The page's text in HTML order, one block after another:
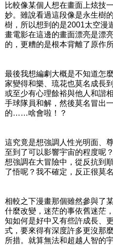
比較像某個人想在畫面上炫技
妙。雖說看過這段像是永生樹
樹，所以想到的是2001太空漫
畫電影在這邊的畫面漂亮是
的，更糟的是根本背離了原作
最後我想編劇大概是不知道怎
家變得和樂、琉花也莫名成長
或至少有心理餘裕與他人和諧
手球隊員和解，然後莫名冒出
的……啥會啦！？
這究竟是想強調人性光明面、
至到了可以影響宇宙的程度呢
想強調在大冒險中，從反抗到
了悟呢？我不確定，反正很莫
相較之下漫畫那個雖然參與了
什麼改變，迷茫的事依舊迷茫
知如何是好中又有些許成長、
式，要來得有深度許多更沒那
所措。就算無法和超越人智的